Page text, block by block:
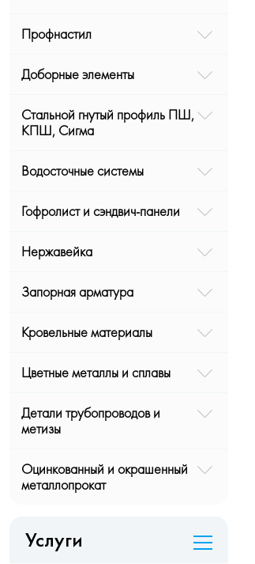
Профнастил
Доборные элементы
Стальной гнутый профиль ПШ,
КПШ, Сигма
Водосточные системы
Гофролист и сэндвич-панели
Нержавейка
Запорная арматура
Кровельные материалы
Цветные металлы и сплавы
Детали трубопроводов и
метизы
Оцинкованный и окрашенный
металлопрокат
Услуги